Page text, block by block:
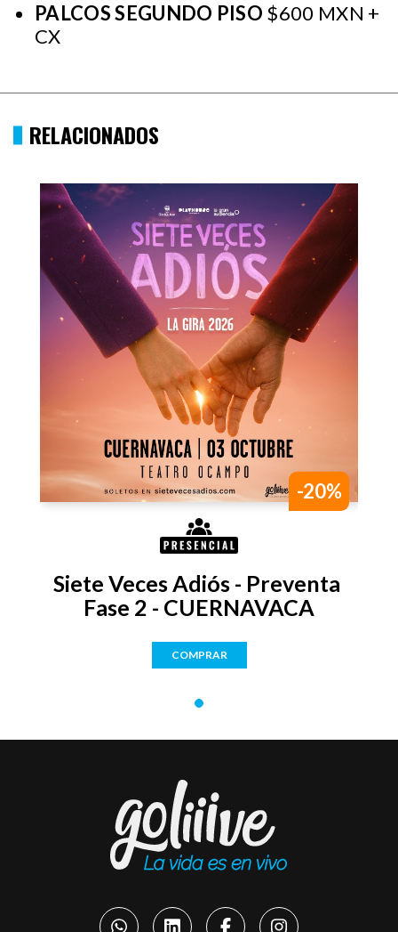
PALCOS SEGUNDO PISO $600 MXN +
CX
RELACIONADOS
-20%
Siete Veces Adiós - Preventa
Fase 2 - CUERNAVACA
COMPRAR